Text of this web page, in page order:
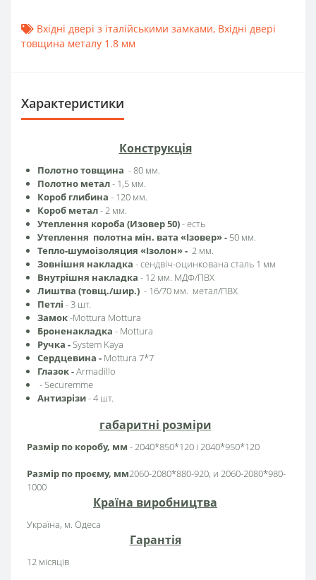
Вхідні двері з італійськими замками, Вхідні двері
товщина металу 1.8 мм
Характеристики
Конструкція
Полотно товщина - 80 мм.
Полотно метал- 1,5 мм.
Короб глибина - 120 мм.
Короб метал- 2 мм.
Утеплення короба (Изовер 50)- есть
Утеплення полотна мін. вата «Ізовер»- 50 мм.
Тепло-шумоізоляция «Ізолон» - 2 мм.
Зовнішня накладка - сендвіч-оцинкована сталь 1 мм
Внутрішня накладка - 12 мм. МДФ/ПВХ
Лиштва (товщ./шир.) - 16/70 мм. метал/ПВХ
Петлі - 3 шт.
Замок-Mottura Mottura
Броненакладка - Mottura
Ручка - System Kaya
Сердцевина - Mottura 7*7
Глазок-Armadillo
- Securemme
Антизрізи- 4 шт.
габаритні розміри
Размір по коробу, мм - 2040*850*120 і 2040*950*120
Размір по проєму, мм2060-2080*880-920, и 2060-2080*980-
1000
Країна виробництва
Україна, м. Одеса
Гарантія
12 місяців